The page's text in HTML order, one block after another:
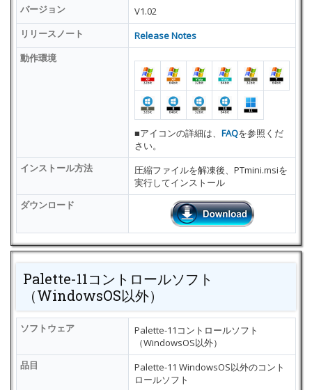
バージョン
V1.02
リリースノート
Release Notes
動作環境
■アイコンの詳細は、 FAQを参照くだ
さい。
インストール方法
圧縮ファイルを解凍後、PTmini.msiを
実行してインストール
ダウンロード
Palette-11コントロールソフト
（WindowsOS以外）
ソフトウェア
Palette-11コントロールソフト
（WindowsOS以外）
品目
Palette-11 WindowsOS以外のコント
ロールソフト